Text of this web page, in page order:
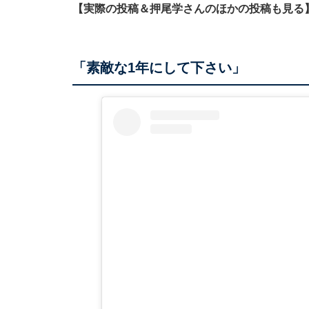
【実際の投稿＆押尾学さんのほかの投稿も見る
「素敵な1年にして下さい」